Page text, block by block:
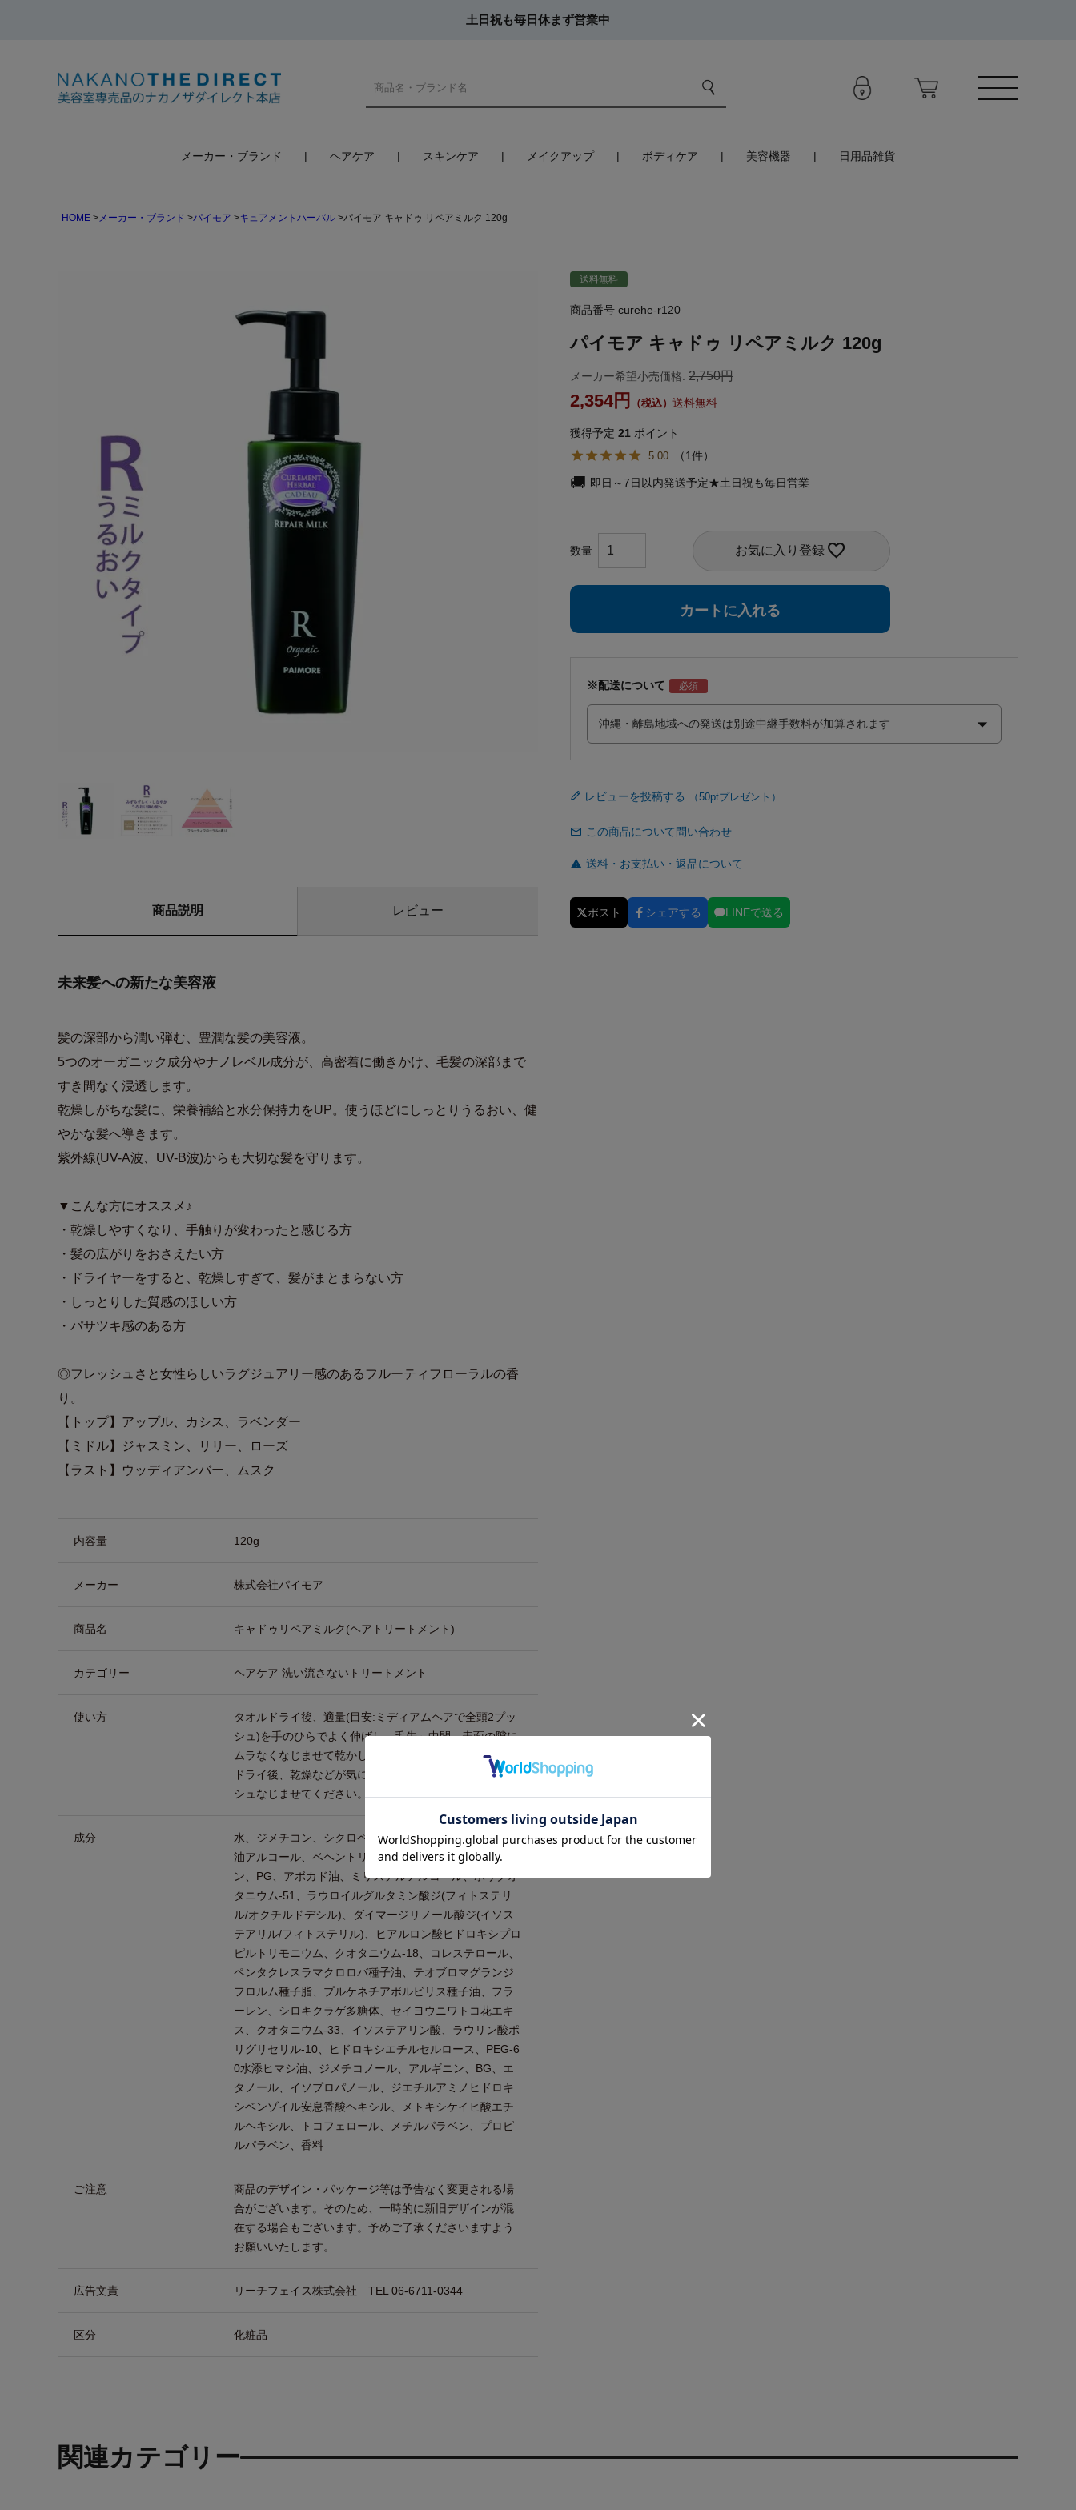
土日祝も毎日休まず営業中
メーカー・ブランド ヘアケア スキンケア メイクアップ ボディケア 美容機器 日用品雑貨
HOME メーカー・ブランド パイモア キュアメントハーバル パイモア キャドゥ リペアミルク 120g
商品説明 レビュー
未来髪への新たな美容液
髪の深部から潤い弾む、豊潤な髪の美容液。
5つのオーガニック成分やナノレベル成分が、高密着に働きかけ、毛髪の深部まで
すき間なく浸透します。
乾燥しがちな髪に、栄養補給と水分保持力をUP。使うほどにしっとりうるおい、健
やかな髪へ導きます。
紫外線(UV-A波、UV-B波)からも大切な髪を守ります。
▼こんな方にオススメ♪
・乾燥しやすくなり、手触りが変わったと感じる方
・髪の広がりをおさえたい方
・ドライヤーをすると、乾燥しすぎて、髪がまとまらない方
・しっとりした質感のほしい方
・パサツキ感のある方
◎フレッシュさと女性らしいラグジュアリー感のあるフルーティフローラルの香
り。
【トップ】アップル、カシス、ラベンダー
【ミドル】ジャスミン、リリー、ローズ
【ラスト】ウッディアンバー、ムスク
内容量 120g
メーカー 株式会社パイモア
商品名 キャドゥリペアミルク(ヘアトリートメント)
カテゴリー ヘアケア 洗い流さないトリートメント
使い方
タオルドライ後、適量(目安:ミディアムヘアで全頭2プッ
シュ)を手のひらでよく伸ばし、毛先～中間、表面の隙に
ムラなくなじませて乾かしてください。
ドライ後、乾燥などが気になる場合は、毛先中心に1プッ
シュなじませてください。
成分
水、ジメチコン、シクロペンタシロキサン、水添ナタネ
油アルコール、ベヘントリモニウムクロリド、スクワラ
ン、PG、アボカド油、ミリスチルアルコール、ポリクオ
タニウム-51、ラウロイルグルタミン酸ジ(フィトステリ
ル/オクチルドデシル)、ダイマージリノール酸ジ(イソス
テアリル/フィトステリル)、ヒアルロン酸ヒドロキシプロ
ピルトリモニウム、クオタニウム-18、コレステロール、
ペンタクレスラマクロロバ種子油、テオブロマグランジ
フロルム種子脂、プルケネチアボルビリス種子油、フラ
ーレン、シロキクラゲ多糖体、セイヨウニワトコ花エキ
ス、クオタニウム-33、イソステアリン酸、ラウリン酸ポ
リグリセリル-10、ヒドロキシエチルセルロース、PEG-6
0水添ヒマシ油、ジメチコノール、アルギニン、BG、エ
タノール、イソプロパノール、ジエチルアミノヒドロキ
シベンゾイル安息香酸ヘキシル、メトキシケイヒ酸エチ
ルヘキシル、トコフェロール、メチルパラベン、プロピ
ルパラベン、香料
ご注意
商品のデザイン・パッケージ等は予告なく変更される場
合がございます。そのため、一時的に新旧デザインが混
在する場合もございます。予めご了承くださいますよう
お願いいたします。
広告文責 リーチフェイス株式会社 TEL 06-6711-0344
区分 化粧品
送料無料
商品番号 curehe-r120
パイモア キャドゥ リペアミルク 120g
メーカー希望小売価格: 2,750
2,354 送料無料
獲得予定 21 ポイント
5.00 1
即日～7日以内発送予定★土日祝も毎日営業
お気に入り登録
カートに入れる
※配送について
レビューを投稿する
この商品について問い合わせ
送料・お支払い・返品について
ポスト シェアする LINEで送る
関連カテゴリー